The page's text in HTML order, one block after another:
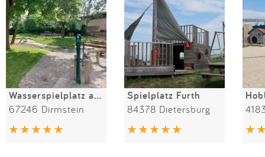
Wasserspielplatz am Eckbach
67246 Dirmstein
Spielplatz Furth
84378 Dietersburg